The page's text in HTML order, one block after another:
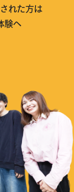
れた方は
験へ